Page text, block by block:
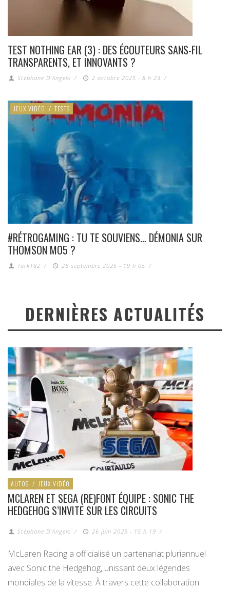
TEST NOTHING EAR (3) : DES ÉCOUTEURS SANS-FIL
TRANSPARENTS, ET INNOVANTS ?
Stéphane D'Angelo / 2 octobre 2025 - 8 h 23 /
JEUX VIDÉO / TESTS
#RÉTROGAMING : TU TE SOUVIENS… DÉMONIA SUR
THOMSON MO5 ?
Turk182 / 26 septembre 2025 - 19 h 05 /
DERNIÈRES ACTUALITÉS
AUTOS / JEUX VIDÉO
MCLAREN ET SEGA (RE)FONT ÉQUIPE : SONIC THE
HEDGEHOG S’INVITE SUR LES CIRCUITS
Stéphane D'Angelo / 26 juin 2025 - 15 h 19 /
McLaren Racing a officialisé un partenariat pluriannuel
avec Sonic the Hedgehog, unissant deux légendes
mondiales de la vitesse. À travers cette collaboration